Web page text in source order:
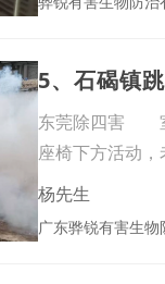
5、石碣镇
东莞除四害 室
座椅下方活动
康。广
杨先生
广东骅锐有害生物